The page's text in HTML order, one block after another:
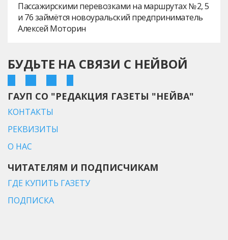
Пассажирскими перевозками на маршрутах № 2, 5
и 76 займётся новоуральский предприниматель
Алексей Моторин
БУДЬТЕ НА СВЯЗИ С НЕЙВОЙ
ГАУП СО "РЕДАКЦИЯ ГАЗЕТЫ "НЕЙВА"
КОНТАКТЫ
РЕКВИЗИТЫ
О НАС
ЧИТАТЕЛЯМ И ПОДПИСЧИКАМ
ГДЕ КУПИТЬ ГАЗЕТУ
ПОДПИСКА